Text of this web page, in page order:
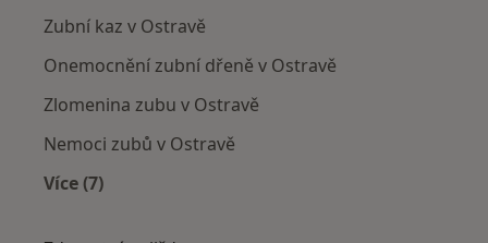
Zubní kaz v Ostravě
Onemocnění zubní dřeně v Ostravě
Zlomenina zubu v Ostravě
Nemoci zubů v Ostravě
Více (7)